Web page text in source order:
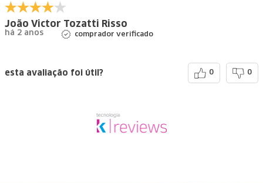
João Victor Tozatti Risso
há 2 anos comprador verificado
esta avaliação foi útil? 0 0